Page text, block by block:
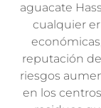
aguacate
cualquier
reputación
riesgos
en los